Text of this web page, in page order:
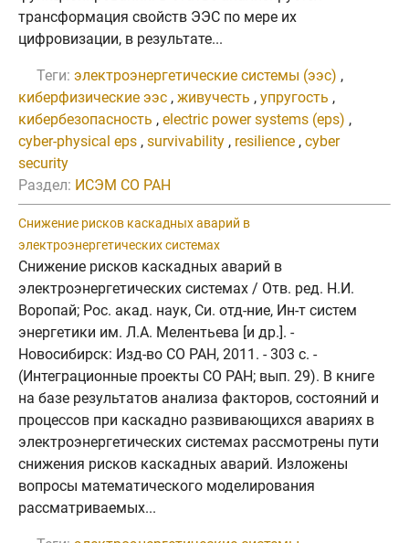
трансформация свойств ЭЭС по мере их
цифровизации, в результате...
Теги: электроэнергетические системы (ээс) ,
киберфизические ээс , живучесть , упругость ,
кибербезопасность , electric power systems (eps) ,
cyber-physical eps , survivability , resilience , cyber
security
Раздел: ИСЭМ СО РАН
Снижение рисков каскадных аварий в
электроэнергетических системах
Снижение рисков каскадных аварий в
электроэнергетических системах / Отв. ред. Н.И.
Воропай; Рос. акад. наук, Си. отд-ние, Ин-т систем
энергетики им. Л.А. Мелентьева [и др.]. -
Новосибирск: Изд-во СО РАН, 2011. - 303 с. -
(Интеграционные проекты СО РАН; вып. 29). В книге
на базе результатов анализа факторов, состояний и
процессов при каскадно развивающихся авариях в
электроэнергетических системах рассмотрены пути
снижения рисков каскадных аварий. Изложены
вопросы математического моделирования
рассматриваемых...